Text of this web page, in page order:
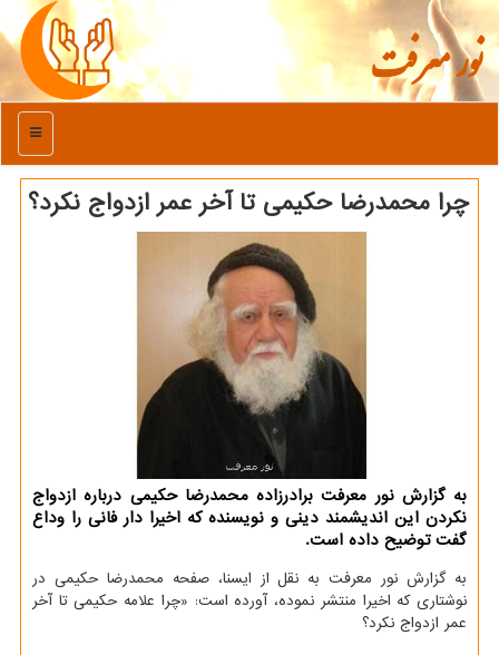
نور معرفت
منو
چرا محمدرضا حکیمی تا آخر عمر ازدواج نکرد؟
به گزارش نور معرفت برادرزاده محمدرضا حکیمی درباره ازدواج
نکردن این اندیشمند دینی و نویسنده که اخیرا دار فانی را وداع
گفت توضیح داده است.
به گزارش نور معرفت به نقل از ایسنا، صفحه محمدرضا حکیمی در
نوشتاری که اخیرا منتشر نموده، آورده است: «چرا علامه حکیمی تا آخر
عمر ازدواج نکرد؟